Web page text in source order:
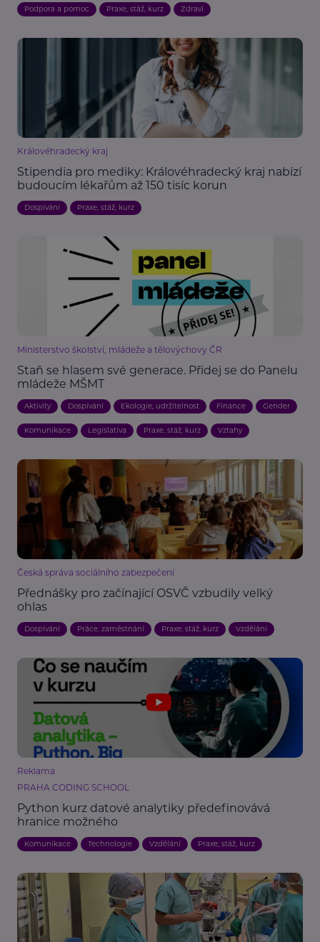
Podpora a pomoc Praxe, stáž, kurz Zdraví
Královéhradecký kraj
Stipendia pro mediky: Královéhradecký kraj nabízí
budoucím lékařům až 150 tisíc korun
Dospívání Praxe, stáž, kurz
Ministerstvo školství, mládeže a tělovýchovy ČR
Staň se hlasem své generace. Přidej se do Panelu
mládeže MŠMT
Aktivity Dospívání Ekologie, udržitelnost Finance Gender
Komunikace Legislativa Praxe, stáž, kurz Vztahy
Česká správa sociálního zabezpečení
Přednášky pro začínající OSVČ vzbudily velký
ohlas
Dospívání Práce, zaměstnání Praxe, stáž, kurz Vzdělání
Reklama
PRAHA CODING SCHOOL
Python kurz datové analytiky předefinovává
hranice možného
Komunikace Technologie Vzdělání Praxe, stáž, kurz